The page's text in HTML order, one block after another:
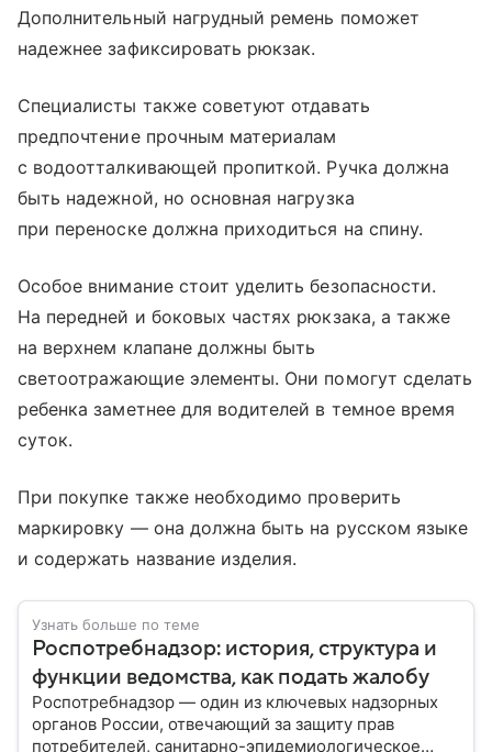
Дополнительный нагрудный ремень поможет
надежнее зафиксировать рюкзак.
Специалисты также советуют отдавать
предпочтение прочным материалам
с водоотталкивающей пропиткой. Ручка должна
быть надежной, но основная нагрузка
при переноске должна приходиться на спину.
Особое внимание стоит уделить безопасности.
На передней и боковых частях рюкзака, а также
на верхнем клапане должны быть
светоотражающие элементы. Они помогут сделать
ребенка заметнее для водителей в темное время
суток.
При покупке также необходимо проверить
маркировку — она должна быть на русском языке
и содержать название изделия.
Узнать больше по теме
Роспотребнадзор: история, структура и
функции ведомства, как подать жалобу
Роспотребнадзор — один из ключевых надзорных
органов России, отвечающий за защиту прав
потребителей, санитарно-эпидемиологическое